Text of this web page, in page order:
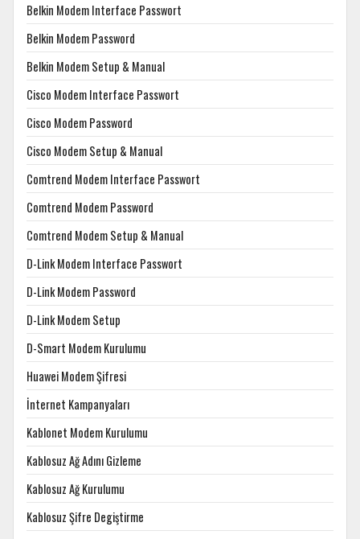
Belkin Modem Interface Passwort
Belkin Modem Password
Belkin Modem Setup & Manual
Cisco Modem Interface Passwort
Cisco Modem Password
Cisco Modem Setup & Manual
Comtrend Modem Interface Passwort
Comtrend Modem Password
Comtrend Modem Setup & Manual
D-Link Modem Interface Passwort
D-Link Modem Password
D-Link Modem Setup
D-Smart Modem Kurulumu
Huawei Modem Şifresi
İnternet Kampanyaları
Kablonet Modem Kurulumu
Kablosuz Ağ Adını Gizleme
Kablosuz Ağ Kurulumu
Kablosuz Şifre Degiştirme